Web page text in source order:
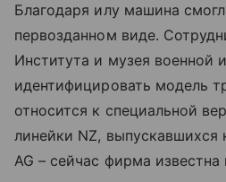
Благодаря илу машина
первозданном виде.
Института и музея военной
идентифицировать модель
относится к специальной
линейки NZ, выпускавшихся
AG – сейчас фирма